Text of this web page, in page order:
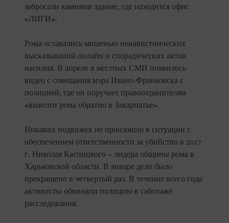
забросали камнями здание, где находится офис
«ЛИГИ».
Рома оставались мишенью ненавистнических
высказываний онлайн и спорадических актов
насилия. В апреле в местных СМИ появилось
видео с совещания мэра Ивано-Франковска с
полицией, где он поручает правоохранителям
«вывезти рома обратно в Закарпатье».
Никаких подвижек не произошло в ситуации с
обеспечением ответственности за убийство в 2017
г. Николая Каспицкого – лидера общины рома в
Харьковской области. В январе дело было
прекращено в четвертый раз. В течение всего года
активисты обвиняли полицию в саботаже
расследования.